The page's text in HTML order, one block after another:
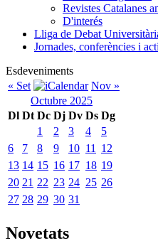
Revistes Catalanes
D'interés
Lliga de Debat
Jornades, conferències i
Esdeveniments
« Set
Nov »
Octubre 2025
Dl Dt Dc Dj Dv Ds Dg
1
2 3 4
5
6
7 8 9 10 11
12
13 14 15 16 17 18 19
20 21 22 23 24 25 26
27 28 29 30 31
Novetats